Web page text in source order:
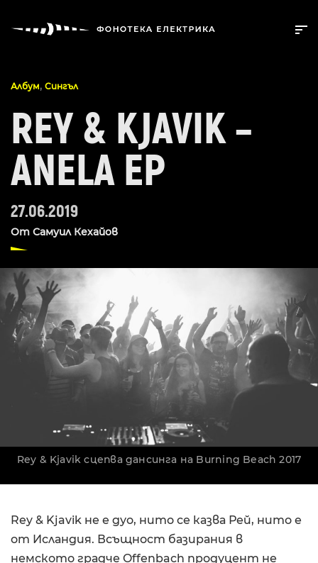
Албум, Сингъл
REY & KJAVIK –
ANELA EP
27.06.2019
От Самуил Кехайов
Rey & Kjavik сцепва дансинга на Burning Beach 2017
Rey & Kjavik не е дуо, нито се казва Рей, нито е
от Исландия. Всъщност базирания в
немското градче Offenbach продуцент не